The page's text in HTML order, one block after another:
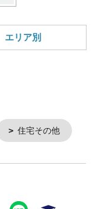
エリア別
住宅その他